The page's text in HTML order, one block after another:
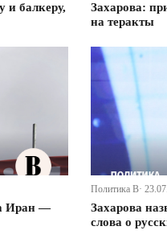
и балкеру,
Захарова:
на теракты
Иран —
Политика В·
Захарова
слова о